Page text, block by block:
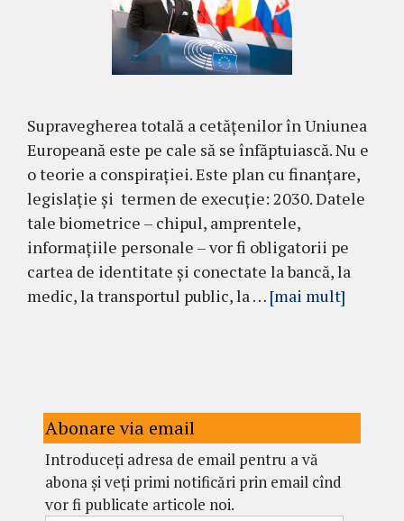
Supravegherea totală a cetățenilor în Uniunea
Europeană este pe cale să se înfăptuiască. Nu e
o teorie a conspirației. Este plan cu finanțare,
legislație și termen de execuție: 2030. Datele
tale biometrice – chipul, amprentele,
informațiile personale – vor fi obligatorii pe
cartea de identitate și conectate la bancă, la
medic, la transportul public, la … [mai mult]
Abonare via email
Introduceți adresa de email pentru a vă
abona și veți primi notificări prin email cînd
vor fi publicate articole noi.